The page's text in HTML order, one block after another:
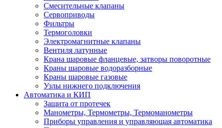
Смесительные клапаны
Сервоприводы
Фильтры
Термоголовки
Электромагнитные клапаны
Вентиля латунные
Крана шаровые фланцевые, затворы поворотные
Краны шаровые водоразборные
Краны шаровые газовые
Узлы нижнего подключения
Автоматика и КИП
Защита от протечек
Манометры, Термометры, Термоманометры
Приборы управления и управляющая автоматика